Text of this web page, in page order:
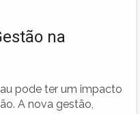
na
pode ter um impacto
A nova gestão,